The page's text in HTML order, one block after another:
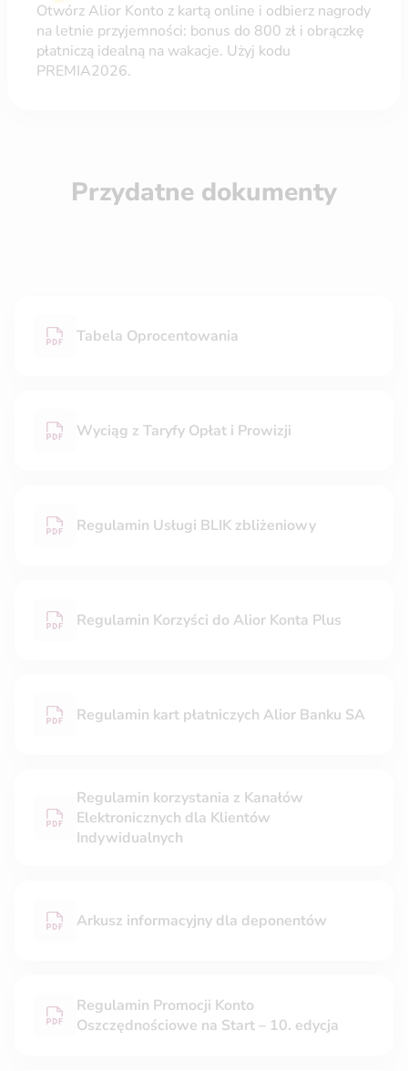
Otwórz Alior Konto z kartą online i odbierz nagrody
na letnie przyjemności: bonus do 800 zł i obrączkę
płatniczą idealną na wakacje. Użyj kodu
PREMIA2026.
Przydatne dokumenty
Tabela Oprocentowania
Wyciąg z Taryfy Opłat i Prowizji
Regulamin Usługi BLIK zbliżeniowy
Regulamin Korzyści do Alior Konta Plus
Regulamin kart płatniczych Alior Banku SA
Regulamin korzystania z Kanałów
Elektronicznych dla Klientów
Indywidualnych
Arkusz informacyjny dla deponentów
Regulamin Promocji Konto
Oszczędnościowe na Start – 10. edycja